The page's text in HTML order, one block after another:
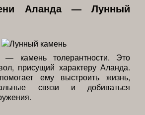
Аланда — Лунный
камень толерантности. Это
присущий характеру Аланда.
ему выстроить жизнь,
связи и добиваться